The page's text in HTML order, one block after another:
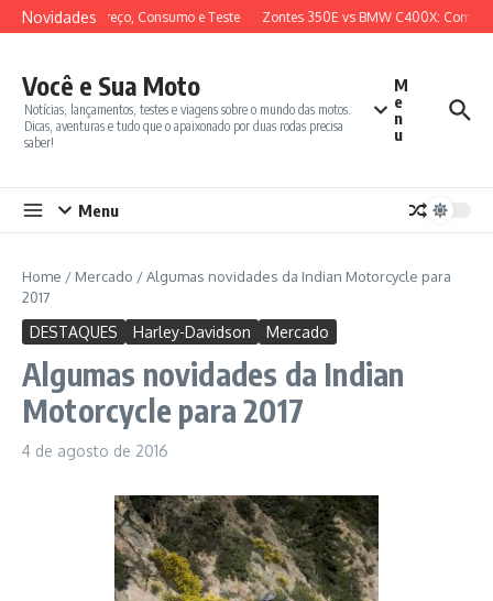
Ir para o conteúdo
Novidades
Completo, Preço, Consumo e Teste Zontes 350E vs BMW C400X:
Você e Sua Moto
Notícias, lançamentos, testes e viagens sobre o mundo das motos.
Dicas, aventuras e tudo que o apaixonado por duas rodas precisa
saber!
M
e
n
u
Menu
Home / Mercado /Algumas novidades da Indian Motorcycle para
2017
DESTAQUES Harley-Davidson Mercado
Algumas novidades da Indian
Motorcycle para 2017
4 de agosto de 2016